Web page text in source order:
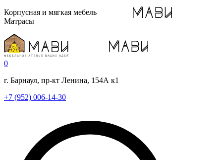
Корпусная и мягкая мебель
Матрасы
0
г. Барнаул, пр-кт Ленина, 154А к1
+7 (952) 006-14-30